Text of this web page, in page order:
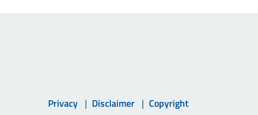
Privacy Disclaimer Copyright